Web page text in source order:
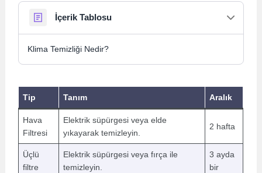
İçerik Tablosu
Klima Temizliği Nedir?
Tip Tanım Aralık
Hava
Filtresi
Elektrik süpürgesi veya elde
yıkayarak temizleyin.
2 hafta
Üçlü
filtre
Elektrik süpürgesi veya fırça ile
temizleyin.
3 ayda
bir